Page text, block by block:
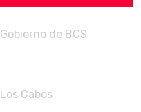
Gobierno de BCS
Los Cabos